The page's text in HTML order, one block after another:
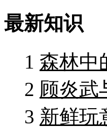
最新知识
1 森林中
2 顾炎武
3 新鲜玩